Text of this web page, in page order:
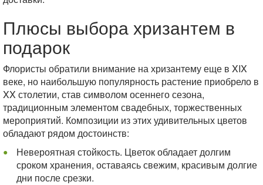
Плюсы выбора хризантем в
подарок
Флористы обратили внимание на хризантему еще в XIX
веке, но наибольшую популярность растение приобрело в
XX столетии, став символом осеннего сезона,
традиционным элементом свадебных, торжественных
мероприятий. Композиции из этих удивительных цветов
обладают рядом достоинств:
Невероятная стойкость. Цветок обладает долгим
сроком хранения, оставаясь свежим, красивым долгие
дни после срезки.